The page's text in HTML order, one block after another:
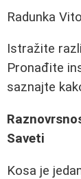
Radunka
Istražite
Pronađite
saznajte
Saveti
Kosa je